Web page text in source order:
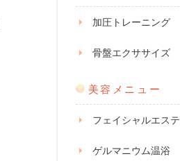
加圧トレーニング
骨盤エクササイズ
美容メニュー
フェイシャルエステ
ゲルマニウム温浴